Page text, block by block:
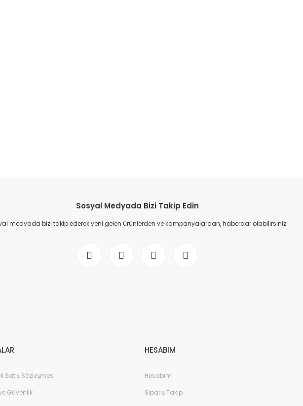
Sosyal Medyada Bizi Takip Edin
medyada bizi takip ederek yeni gelen ürünlerden ve kampanyalardan, haberdar olabilirsiniz.
Satış Sözleşmesi
Güvenlik
HESABIM
Hesabım
Sipariş Takip